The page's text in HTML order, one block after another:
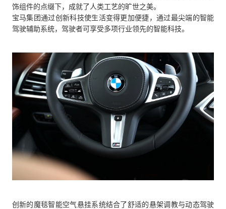
饰组件的点缀下，成就了人类工艺的旷世之美。
宝马集团通过创新科技使生活变得更加便捷，通过最尖端的智能
驾驶辅助系统，驾驶者可享受多项行业领先的智能科技。
创新的魔毯智能空气悬挂系统结合了舒适的悬架调教与动态驾驶